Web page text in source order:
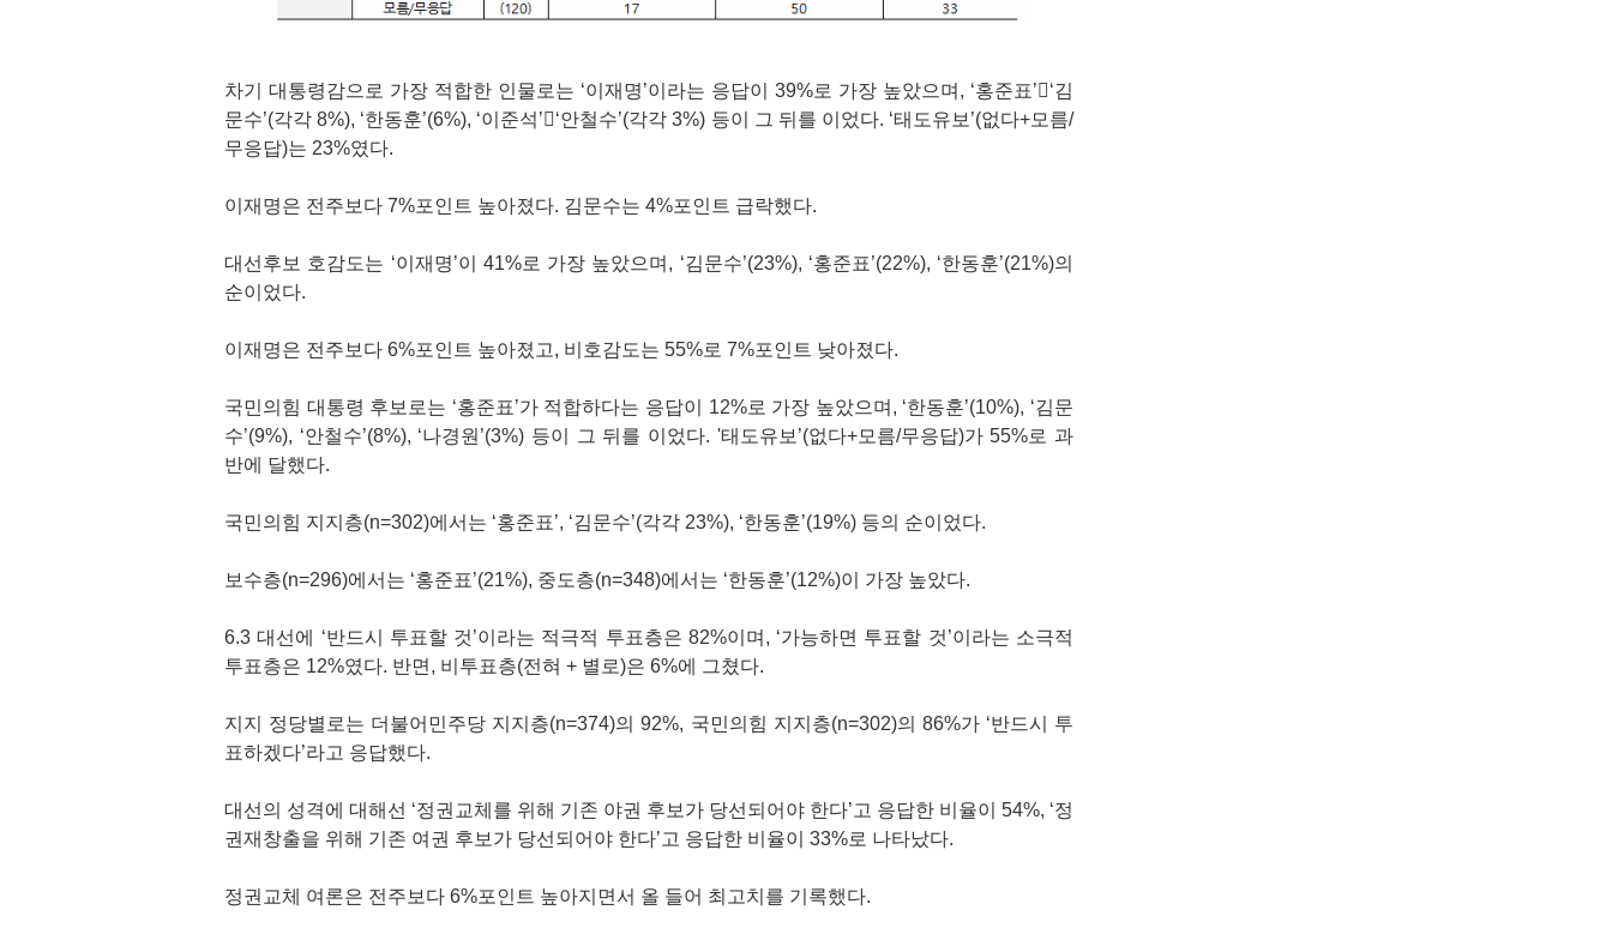
차기 대통령감으로 가장 적합한 인물로는 ‘이재명’이라는 응답이 39%로 가장 높았으며, ‘홍준표’‘김
문수’(각각 8%), ‘한동훈’(6%), ‘이준석’‘안철수’(각각 3%) 등이 그 뒤를 이었다. ‘태도유보’(없다+모름/
무응답)는 23%였다.
이재명은 전주보다 7%포인트 높아졌다. 김문수는 4%포인트 급락했다.
대선후보 호감도는 ‘이재명’이 41%로 가장 높았으며, ‘김문수’(23%), ‘홍준표’(22%), ‘한동훈’(21%)의
순이었다.
이재명은 전주보다 6%포인트 높아졌고, 비호감도는 55%로 7%포인트 낮아졌다.
국민의힘 대통령 후보로는 ‘홍준표’가 적합하다는 응답이 12%로 가장 높았으며, ‘한동훈’(10%), ‘김문
수’(9%), ‘안철수’(8%), ‘나경원’(3%) 등이 그 뒤를 이었다. '태도유보’(없다+모름/무응답)가 55%로 과
반에 달했다.
국민의힘 지지층(n=302)에서는 ‘홍준표’, ‘김문수’(각각 23%), ‘한동훈’(19%) 등의 순이었다.
보수층(n=296)에서는 ‘홍준표’(21%), 중도층(n=348)에서는 ‘한동훈’(12%)이 가장 높았다.
6.3 대선에 ‘반드시 투표할 것’이라는 적극적 투표층은 82%이며, ‘가능하면 투표할 것’이라는 소극적
투표층은 12%였다. 반면, 비투표층(전혀 + 별로)은 6%에 그쳤다.
지지 정당별로는 더불어민주당 지지층(n=374)의 92%, 국민의힘 지지층(n=302)의 86%가 ‘반드시 투
표하겠다’라고 응답했다.
대선의 성격에 대해선 ‘정권교체를 위해 기존 야권 후보가 당선되어야 한다’고 응답한 비율이 54%, ‘정
권재창출을 위해 기존 여권 후보가 당선되어야 한다’고 응답한 비율이 33%로 나타났다.
정권교체 여론은 전주보다 6%포인트 높아지면서 올 들어 최고치를 기록했다.